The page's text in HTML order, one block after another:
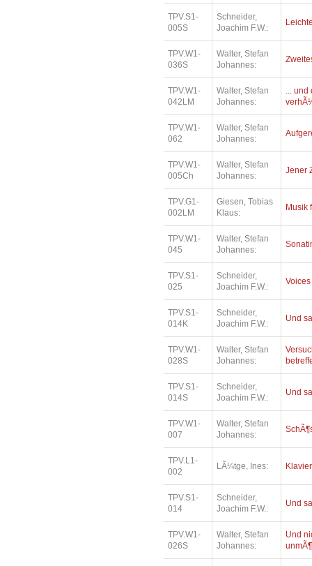
TPV.S1-
005S
Schneider,
Joachim F.W.:
TPV.W1-
036S
Walter, Stefan
Johannes:
TPV.W1-
042LM
Walter, Stefan
Johannes:
... und
TPV.W1-
062
Walter, Stefan
Johannes:
TPV.W1-
005Ch
Walter, Stefan
Johannes:
Jener
TPV.G1-
002LM
Giesen, Tobias
Klaus:
Musik
TPV.W1-
045
Walter, Stefan
Johannes:
TPV.S1-
025
Schneider,
Joachim F.W.:
TPV.S1-
014K
Schneider,
Joachim F.W.:
Und
TPV.W1-
028S
Walter, Stefan
Johannes:
TPV.S1-
014S
Schneider,
Joachim F.W.:
Und
TPV.W1-
007
Walter, Stefan
Johannes:
TPV.L1-
002
LÃ¼tge, Ines:
TPV.S1-
014
Schneider,
Joachim F.W.:
Und
TPV.W1-
026S
Walter, Stefan
Johannes:
Und